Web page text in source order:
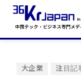
大企業 注目記